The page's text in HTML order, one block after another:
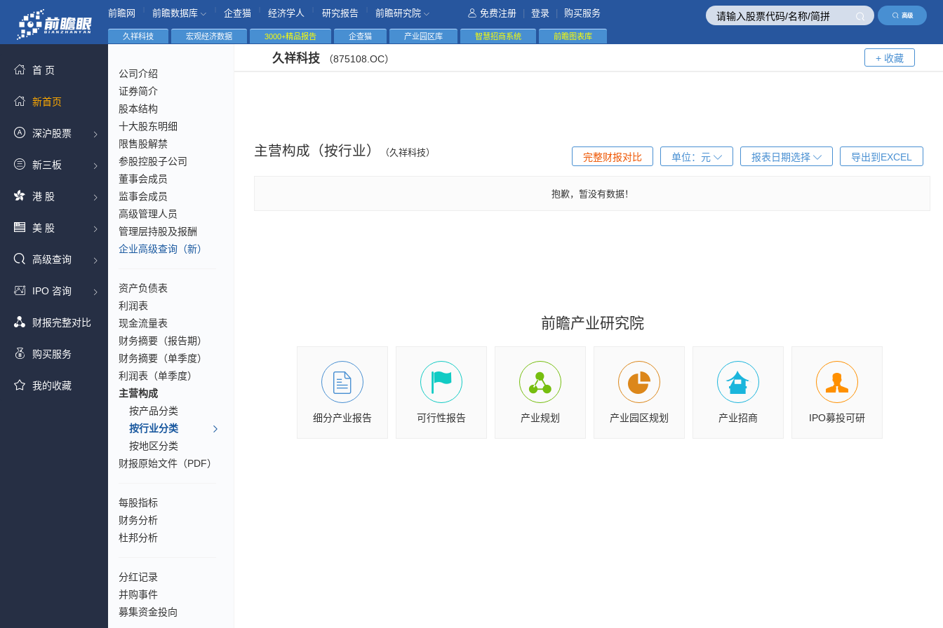
高级
前瞻网 前瞻数据库 企查猫 经济学人 研究报告 前瞻研究院 免费注册 登录 购买服务
首 页
新首页
深沪股票
新三板
港 股
美 股
高级查询
IPO 咨询
财报完整对比
购买服务
我的收藏
久祥科技 宏观经济数据 3000+精品报告 企查猫 产业园区库 智慧招商系统 前瞻图表库
公司介绍
证券简介
股本结构
十大股东明细
限售股解禁
参股控股子公司
董事会成员
监事会成员
高级管理人员
管理层持股及报酬
企业高级查询（新）
资产负债表
利润表
现金流量表
财务摘要（报告期）
财务摘要（单季度）
利润表（单季度）
主营构成
按产品分类
按行业分类
按地区分类
财报原始文件（PDF）
每股指标
财务分析
杜邦分析
分红记录
并购事件
募集资金投向
久祥科技 （875108.OC） + 收藏
主营构成（按行业） （久祥科技） 导出到EXCEL
报表日期选择
单位： 元
完整财报对比
抱歉，暂没有数据！
前瞻产业研究院
细分产业报告 可行性报告 产业规划 产业园区规划 产业招商 IPO募投可研